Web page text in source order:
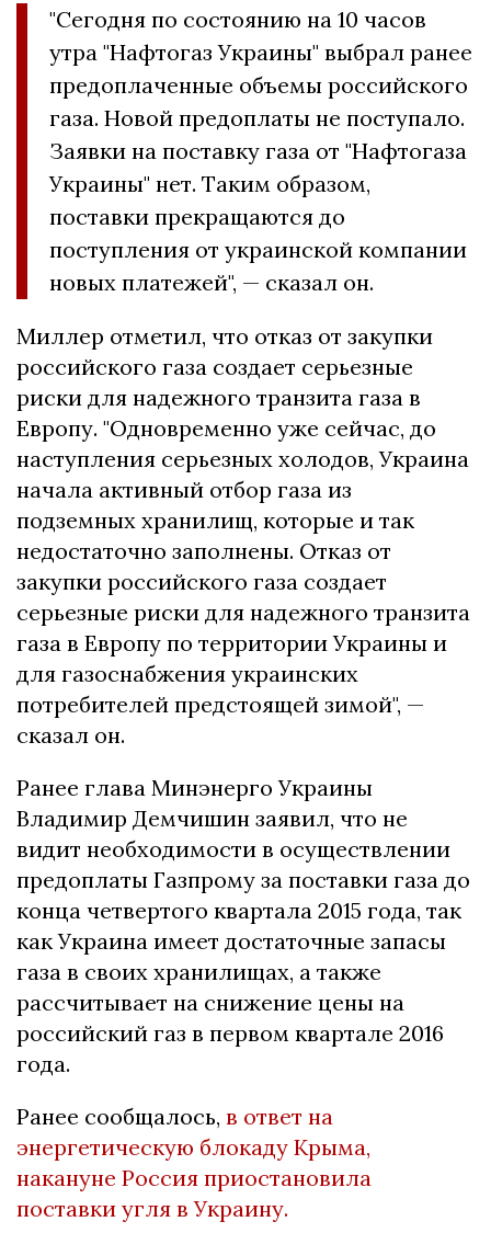
"Сегодня по состоянию на 10 часов
утра "Нафтогаз Украины" выбрал ранее
предоплаченные объемы российского
газа. Новой предоплаты не поступало.
Заявки на поставку газа от "Нафтогаза
Украины" нет. Таким образом,
поставки прекращаются до
поступления от украинской компании
новых платежей", — сказал он.
Миллер отметил, что отказ от закупки
российского газа создает серьезные
риски для надежного транзита газа в
Европу. "Одновременно уже сейчас, до
наступления серьезных холодов, Украина
начала активный отбор газа из
подземных хранилищ, которые и так
недостаточно заполнены. Отказ от
закупки российского газа создает
серьезные риски для надежного транзита
газа в Европу по территории Украины и
для газоснабжения украинских
потребителей предстоящей зимой", —
сказал он.
Ранее глава Минэнерго Украины
Владимир Демчишин заявил, что не
видит необходимости в осуществлении
предоплаты Газпрому за поставки газа до
конца четвертого квартала 2015 года, так
как Украина имеет достаточные запасы
газа в своих хранилищах, а также
рассчитывает на снижение цены на
российский газ в первом квартале 2016
года.
Ранее сообщалось, в ответ на
энергетическую блокаду Крыма,
накануне Россия приостановила
поставки угля в Украину.